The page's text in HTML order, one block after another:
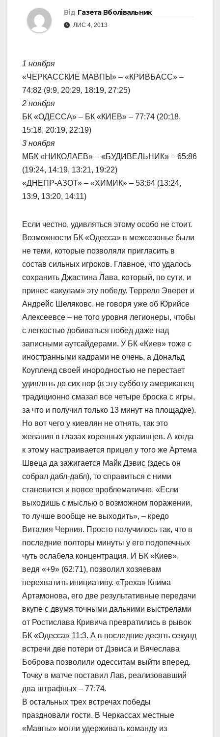
Від Газета Вболівальник
ЛИС 4, 2013
1 ноября
«ЧЕРКАССКИЕ МАВПЫ» – «КРИВБАСС» –
74:82 (9:9, 20:29, 18:19, 27:25)
2 ноября
БК «ОДЕССА» – БК «КИЕВ» – 77:74 (20:18,
15:18, 20:19, 22:19)
3 ноября
МБК «НИКОЛАЕВ» – «БУДИВЕЛЬНИК» – 65:86
(19:24, 14:19, 13:21, 19:22)
«ДНЕПР-АЗОТ» – «ХИМИК» – 53:64 (13:24,
13:9, 13:20, 14:11)
Если честно, удивляться этому особо не стоит.
Возможности БК «Одесса» в межсезонье были
не теми, которые позволяли пригласить в
состав сильных игроков. Главное, что удалось
сохранить Джастина Лава, который, по сути, и
принес «акулам» эту победу. Террелл Эверет и
Андрейс Шеляковс, не говоря уже об Юрийсе
Алексеевсе – не того уровня легионеры, чтобы
с легкостью добиваться побед даже над
записными аутсайдерами. У БК «Киев» тоже с
иностранными кадрами не очень, а Дональд
Коупленд своей инородностью не перестает
удивлять до сих пор (в эту субботу американец
традиционно смазал все четыре броска с игры,
за что и получил только 13 минут на площадке).
Но вот чего у киевлян не отнять, так это
желания в глазах коренных украинцев. А когда
к этому настраивается прицел у того же Артема
Швеца да зажигается Майк Дэвис (здесь он
собрал дабл-дабл), то справиться с ними
становится и вовсе проблематично. «Если
выходишь с мыслью о возможном поражении,
то лучше вообще не выходить», – кредо
Виталия Черния. Просто получилось так, что в
последние полторы минуты у его подопечных
чуть ослабела концентрация. И БК «Киев»,
ведя «+9» (62:71), позволил хозяевам
перехватить инициативу. «Треха» Клима
Артамонова, его две результативные передачи
вкупе с двумя точными дальними выстрелами
от Ростислава Кривича превратились в рывок
БК «Одесса» 11:3. А в последние десять секунд
встречи две потери от Дэвиса и Вячеслава
Боброва позволили одесситам выйти вперед.
Точку в матче поставил Лав, реализовавший
два штрафных – 77:74.
В остальных трех встречах победы
праздновали гости. В Черкассах местные
«Мавпы» могли удерживать команду из